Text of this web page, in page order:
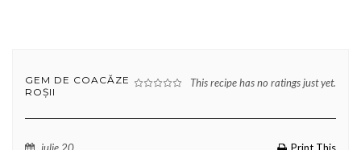
This recipe has no ratings just yet.
GEM DE COACĂZE
ROȘII
iulie 20 Print This